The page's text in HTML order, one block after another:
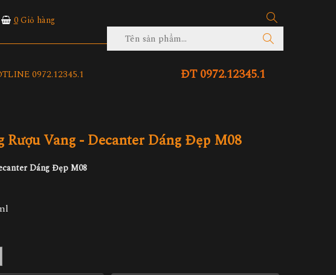
0 Giỏ hàng
0972.12345.1 ĐT 0972.12345.1
Vang - Decanter Dáng Đẹp M08
Dáng Đẹp M08